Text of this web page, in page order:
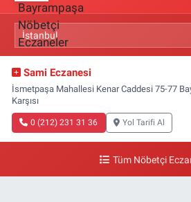
Sami Eczanesi
İsmetpaşa Mahallesi Kenar Caddesi 75-77
Karşısı
0 (212) 231 31 36 Yol Tarifi Al
Tüm Nöbetçi